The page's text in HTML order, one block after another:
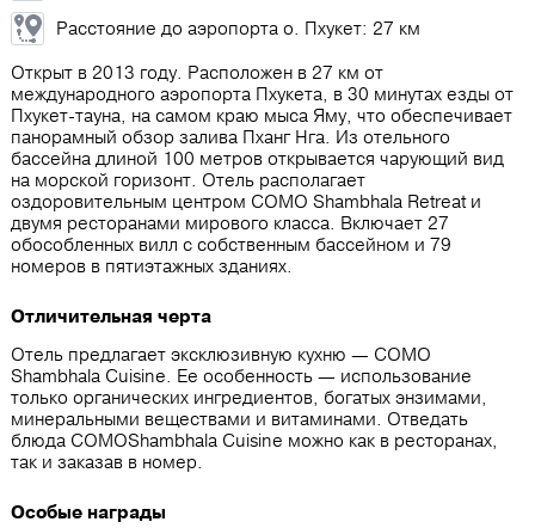
Расстояние до аэропорта о. Пхукет: 27 км
Открыт в 2013 году. Расположен в 27 км от
международного аэропорта Пхукета, в 30 минутах езды от
Пхукет-тауна, на самом краю мыса Яму, что обеспечивает
панорамный обзор залива Пханг Нга. Из отельного
бассейна длиной 100 метров открывается чарующий вид
на морской горизонт. Отель располагает
оздоровительным центром COMO Shambhala Retreat и
двумя ресторанами мирового класса. Включает 27
обособленных вилл с собственным бассейном и 79
номеров в пятиэтажных зданиях.
Отличительная черта
Отель предлагает эксклюзивную кухню — COMO
Shambhala Cuisine. Ее особенность — использование
только органических ингредиентов, богатых энзимами,
минеральными веществами и витаминами. Отведать
блюда COMOShambhala Cuisine можно как в ресторанах,
так и заказав в номер.
Особые награды